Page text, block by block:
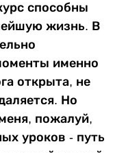
способны
жизнь. В
именно
открыта, не
Но
пожалуй,
уроков - путь